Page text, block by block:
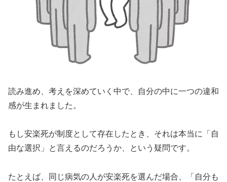
読み進め、考えを深めていく中で、自分の中に一つの違和
感が生まれました。
もし安楽死が制度として存在したとき、それは本当に「自
由な選択」と言えるのだろうか、という疑問です。
たとえば、同じ病気の人が安楽死を選んだ場合、「自分も